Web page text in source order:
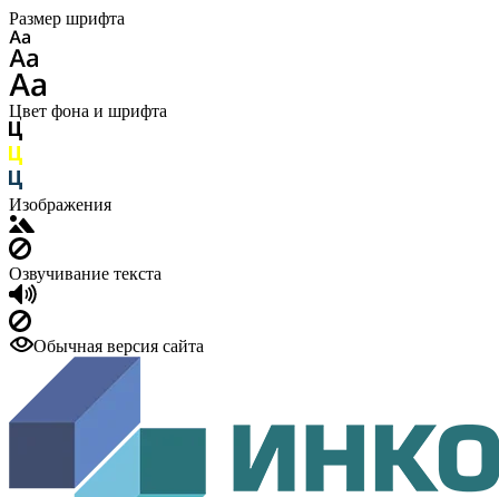
Размер шрифта
Цвет фона и шрифта
Изображения
Озвучивание текста
Обычная версия сайта